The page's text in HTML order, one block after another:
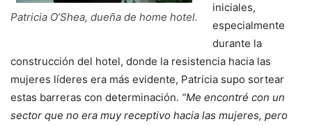
Patricia O’Shea, dueña de home hotel.
iniciales,
especialmente
durante la
construcción del hotel, donde la resistencia hacia las
mujeres líderes era más evidente, Patricia supo sortear
estas barreras con determinación. “Me encontré con un
sector que no era muy receptivo hacia las mujeres, pero